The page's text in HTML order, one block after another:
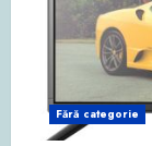
Fără categorie